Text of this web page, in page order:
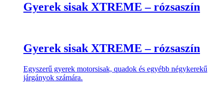
Gyerek sisak XTREME – rózsaszín
Gyerek sisak XTREME – rózsaszín
Egyszerű gyerek motorsisak, quadok és egyébb négykerekű
járgányok számára.